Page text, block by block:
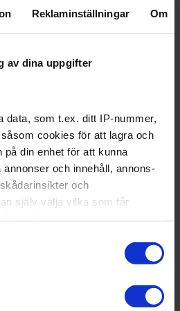
Reklaminställningar Om
av dina uppgifter
data, som t.ex. ditt IP-nummer,
cookies för att lagra och
på din enhet för att kunna
och innehåll, annons-
och
själv välja vilka som får
även vilja:
på upp till flera meter
genom att aktivt skanna den
besökte Mitt utsläppet och då
på håll. Foto: Åsa Sommarström
att insatsen startade, ligger
Att utsläppet kommer från